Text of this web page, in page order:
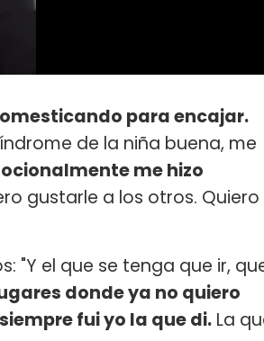
para encajar.
de la niña buena, me
me hizo
gustarle a los otros. Quiero
"Y el que se tenga que ir,
donde ya no quiero
fui yo la que di. La